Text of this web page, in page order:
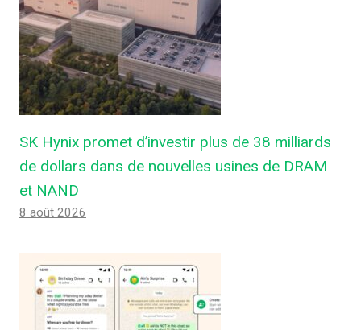
SK Hynix promet d’investir plus de 38 milliards
de dollars dans de nouvelles usines de DRAM
et NAND
8 août 2026